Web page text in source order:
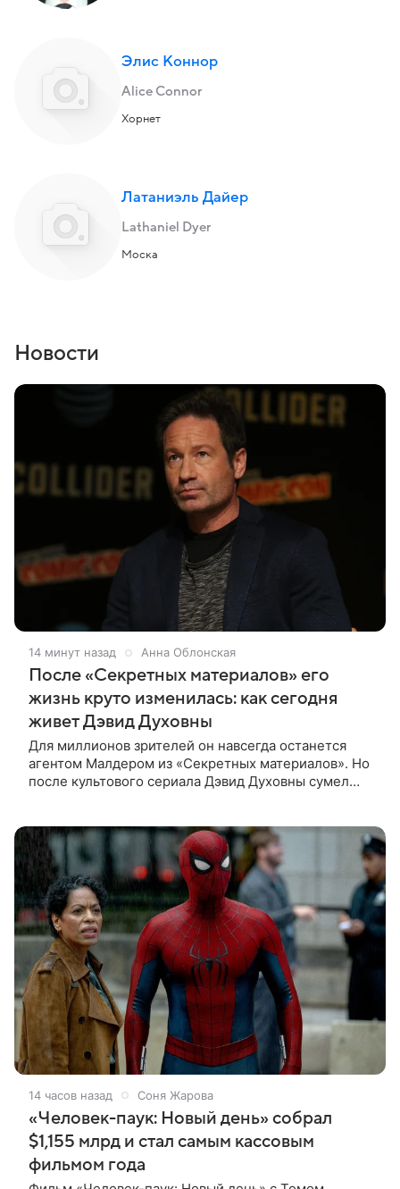
Элис Коннор
Alice Connor
Хорнет
Латаниэль Дайер
Lathaniel Dyer
Моска
Новости
14 минут назад Анна Облонская
После «Секретных материалов» его
жизнь круто изменилась: как сегодня
живет Дэвид Духовны
Для миллионов зрителей он навсегда останется
агентом Малдером из «Секретных материалов». Но
после культового сериала Дэвид Духовны сумел
14 часов назад Соня Жарова
«Человек-паук: Новый день» собрал
$1,155 млрд и стал самым кассовым
фильмом года